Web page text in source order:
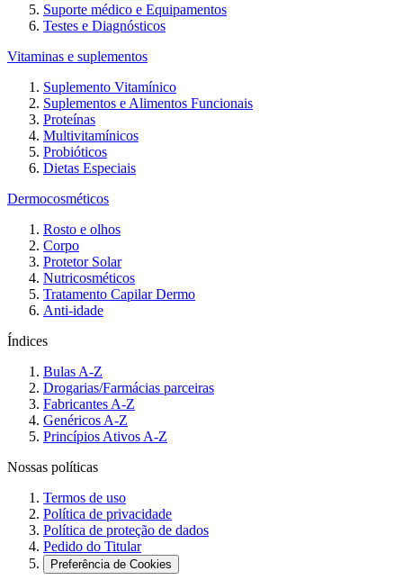
Suporte médico e Equipamentos
Testes e Diagnósticos
Vitaminas e suplementos
Suplemento Vitamínico
Suplementos e Alimentos Funcionais
Proteínas
Multivitamínicos
Probióticos
Dietas Especiais
Dermocosméticos
Rosto e olhos
Corpo
Protetor Solar
Nutricosméticos
Tratamento Capilar Dermo
Anti-idade
Índices
Bulas A-Z
Drogarias/Farmácias parceiras
Fabricantes A-Z
Genéricos A-Z
Princípios Ativos A-Z
Nossas políticas
Termos de uso
Política de privacidade
Política de proteção de dados
Pedido do Titular
Preferência de Cookies